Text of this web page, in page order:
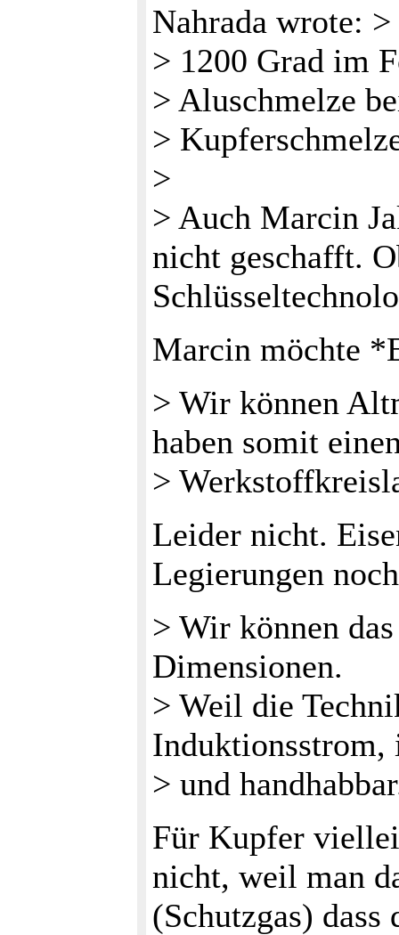
Nahrada wrote: >
> 1200 Grad im
> Aluschmelze
>
>
> Auch Marcin
nicht geschafft.
Marcin möchte
> Wir können
haben somit
>
Leider nicht.
Legierungen
> Wir können
Dimensionen.
> Weil die
Induktionsstrom,
> und
Für Kupfer
nicht, weil man
(Schutzgas)